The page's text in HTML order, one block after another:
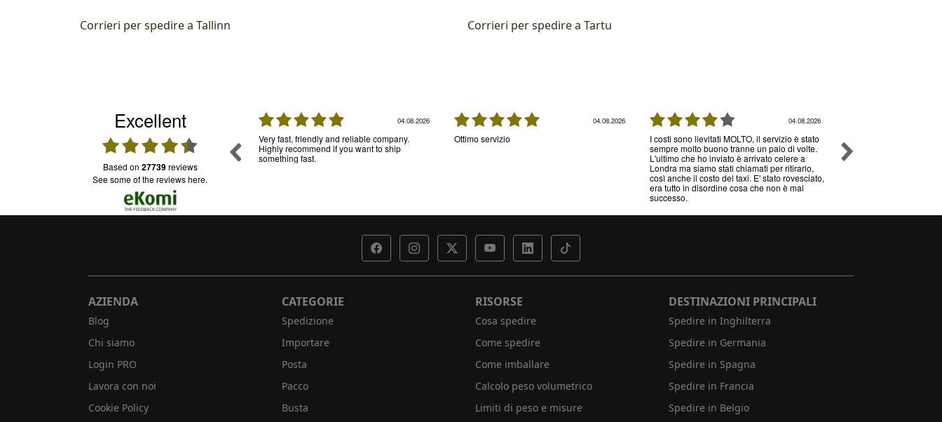
Corrieri per spedire a Tallinn Corrieri per spedire a Tartu
Excellent
based on 27739reviews
see some of the reviews here.
Una garanzia. Ho usato già tante volte questo
servizio e mi sono trovata molto bene.
Puntuali e trasparenti. Assistenza: funziona e
il personale è cordiale
04.08.2026
Very fast, friendly and reliable company.
Highly recommend if you want to ship
something fast.
04.08.2026
Ottimo servizio
04.08.2026
I costi sono lievitati MOLTO, il servizio è stato
sempre molto buono tranne un paio di volte.
L'ultimo che ho inviato è arrivato celere a
Londra ma siamo stati chiamati per ritirarlo,
così anche il costo del taxi. E' stato rovesciato,
era tutto in disordine cosa che non è mai
successo.
senza nessun problema
volte che utilizzo il loro
AZIENDA
Blog
Chi siamo
Login PRO
Lavora con noi
Cookie Policy
CATEGORIE
Spedizione
Importare
Posta
Pacco
Busta
RISORSE
Cosa spedire
Come spedire
Come imballare
Calcolo peso volumetrico
Limiti di peso e misure
DESTINAZIONI PRINCIPALI
Spedire in Inghilterra
Spedire in Germania
Spedire in Spagna
Spedire in Francia
Spedire in Belgio